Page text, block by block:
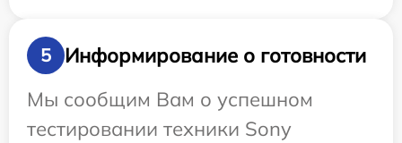
5
Информирование о готовности
Мы сообщим Вам о успешном
тестировании техники Sony